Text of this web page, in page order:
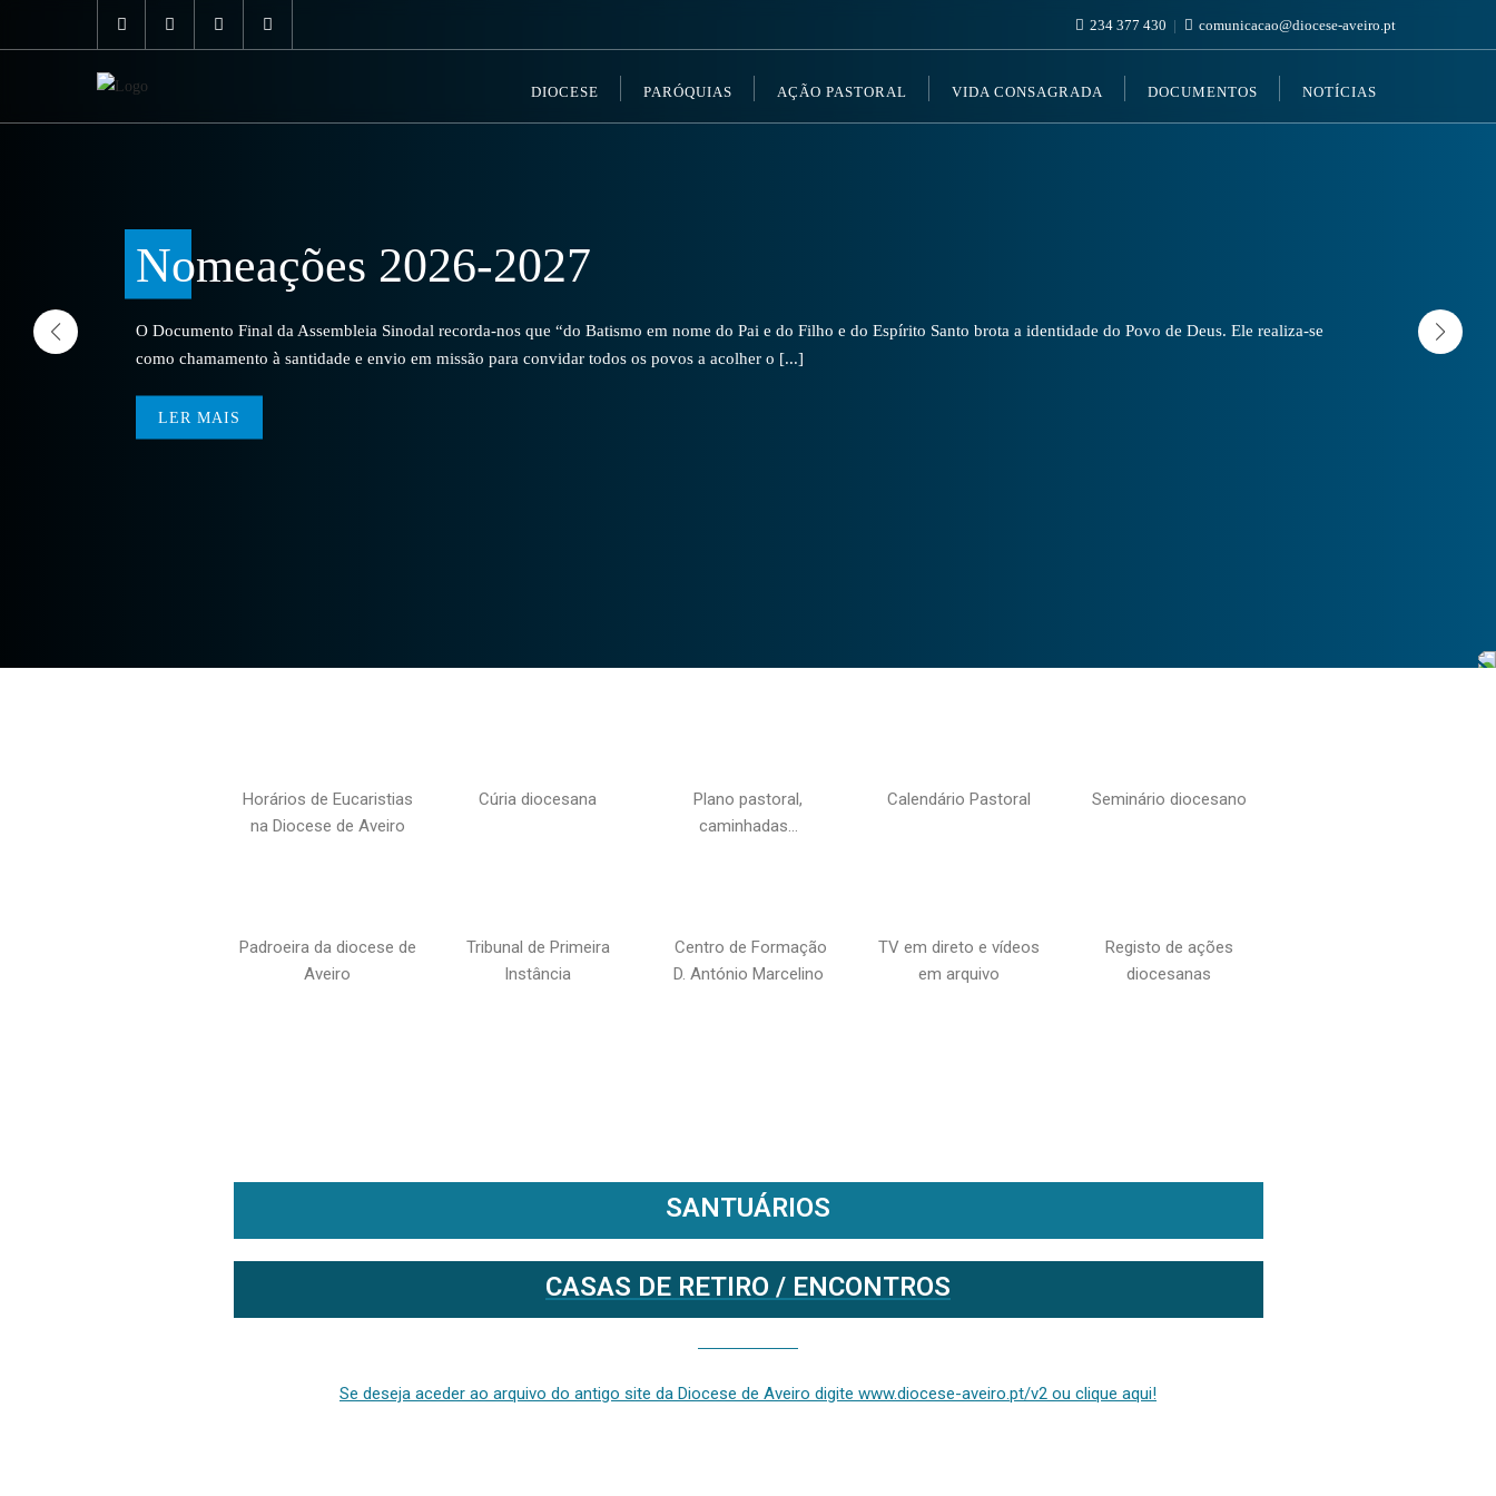
234 377 430 comunicacao@diocese-aveiro.pt
DIOCESE PARÓQUIAS AÇÃO PASTORAL VIDA CONSAGRADA DOCUMENTOS NOTÍCIAS
Nomeações 2026-2027
O Documento Final da Assembleia Sinodal recorda-nos que “do Batismo em nome do Pai e do Filho e do Espírito Santo brota a identidade do Povo de Deus. Ele realiza-se
como chamamento à santidade e envio em missão para convidar todos os povos a acolher o [...]
LER MAIS
Horários de Eucaristias
na Diocese de Aveiro
Cúria diocesana
Plano pastoral,
caminhadas…
Calendário Pastoral Seminário diocesano
Padroeira da diocese de
Aveiro
Tribunal de Primeira
Instância
Centro de Formação
D. António Marcelino
TV em direto e vídeos
em arquivo
Registo de ações
diocesanas
SANTUÁRIOS
CASAS DE RETIRO / ENCONTROS
Se deseja aceder ao arquivo do antigo site da Diocese de Aveiro digite www.diocese-aveiro.pt/v2 ou clique aqui!